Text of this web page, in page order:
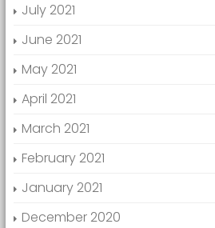
July 2021
June 2021
May 2021
April 2021
March 2021
February 2021
January 2021
December 2020